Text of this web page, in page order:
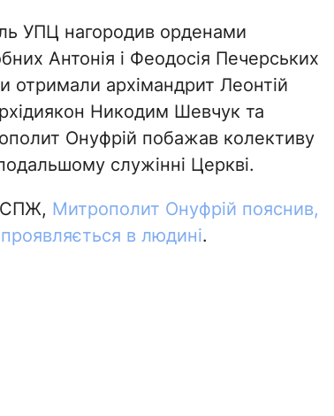
УПЦ нагородив орденами
Антонія і Феодосія Печерських
отримали архімандрит Леонтій
Никодим Шевчук та
Онуфрій побажав колективу
служінні Церкві.
СПЖ, Митрополит Онуфрій пояснив,
в людині.